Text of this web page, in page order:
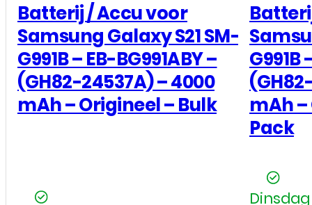
Batterij / Accu voor
Samsung Galaxy S21 SM-
G991B – EB-BG991ABY –
(GH82-24537A) – 4000
G991B
mAh